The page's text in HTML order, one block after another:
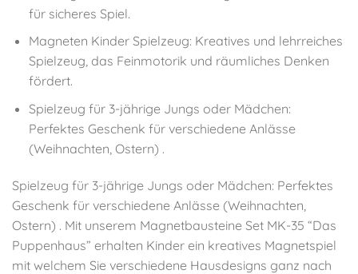
für sicheres Spiel.
Magneten Kinder Spielzeug: Kreatives und lehrreiches
Spielzeug, das Feinmotorik und räumliches Denken
fördert.
Spielzeug für 3-jährige Jungs oder Mädchen:
Perfektes Geschenk für verschiedene Anlässe
(Weihnachten, Ostern) .
Spielzeug für 3-jährige Jungs oder Mädchen: Perfektes
Geschenk für verschiedene Anlässe (Weihnachten,
Ostern) . Mit unserem Magnetbausteine Set MK-35 “Das
Puppenhaus” erhalten Kinder ein kreatives Magnetspiel
mit welchem Sie verschiedene Hausdesigns ganz nach